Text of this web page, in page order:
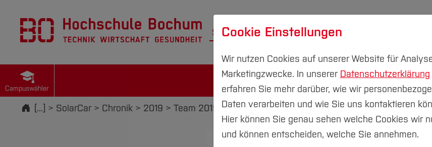
Studium Forschung & Transfer
Campuswähler
Startseite
[...] SolarCar Chronik 2019 Team 2019
World Solar Challenge 2019 Team 2019
Cookie Einstellungen
Wir nutzen Cookies auf unserer Website für
Marketingzwecke. In unserer Datenschutzerklärung
erfahren Sie mehr darüber, wie wir
Daten verarbeiten und wie Sie uns kontaktieren
Hier können Sie genau sehen welche Cookies wir
und können entscheiden, welche Sie annehmen.